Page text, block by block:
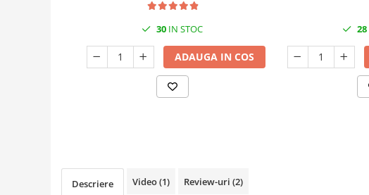
30 IN STOC
ADAUGA IN COS
28
Descriere Video(1) Review-uri (2)